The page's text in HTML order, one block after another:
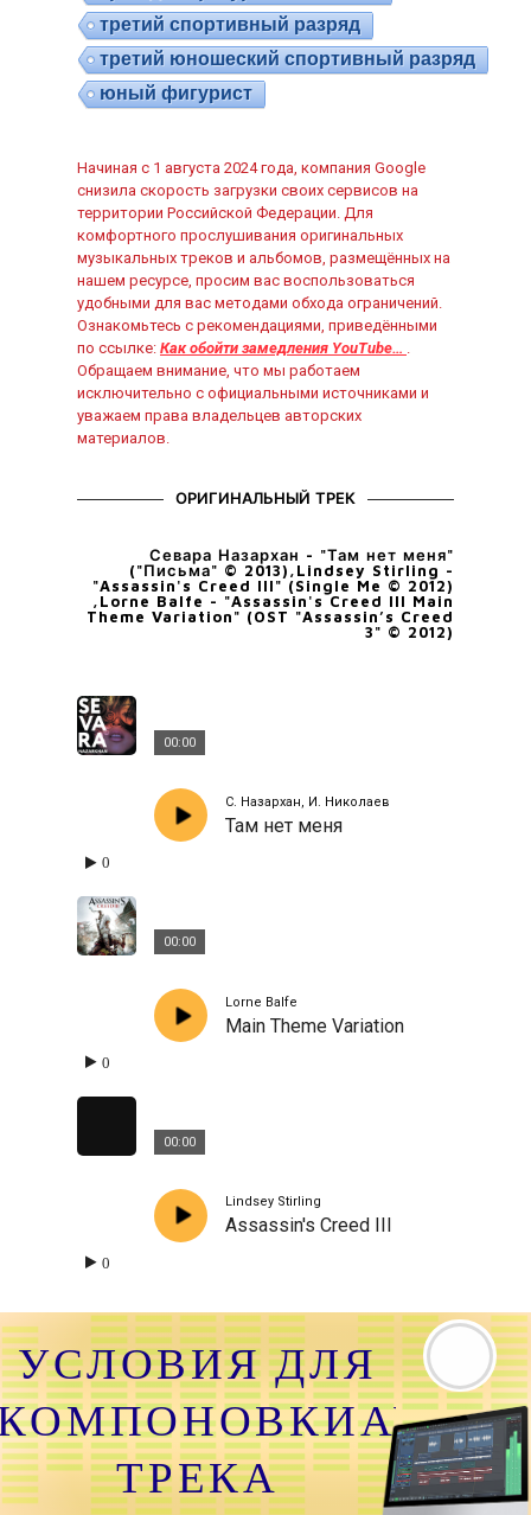
третий спортивный разряд
третий юношеский спортивный разряд
юный фигурист
Начиная с 1 августа 2024 года, компания Google
снизила скорость загрузки своих сервисов на
территории Российской Федерации. Для
комфортного прослушивания оригинальных
музыкальных треков и альбомов, размещённых на
нашем ресурсе, просим вас воспользоваться
удобными для вас методами обхода ограничений.
Ознакомьтесь с рекомендациями, приведёнными
по ссылке: Как обойти замедления YouTube… .
Обращаем внимание, что мы работаем
исключительно с официальными источниками и
уважаем права владельцев авторских
материалов.
ОРИГИНАЛЬНЫЙ ТРЕК
Севара Назархан - "Там нет меня"
("Письма" © 2013),Lindsey Stirling -
"Assassin's Creed III" (Single Me © 2012)
,Lorne Balfe - "Assassin's Creed III Main
Theme Variation" (OST "Assassin’s Creed
3" © 2012)
00:00
С. Назархан, И. Николаев
Там нет меня
0
00:00
Lorne Balfe
Main Theme Variation
0
00:00
Lindsey Stirling
Assassin's Creed III
0
УСЛОВИЯ ДЛЯ
ТРЕКА